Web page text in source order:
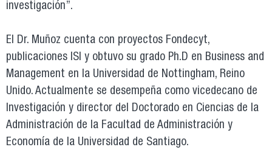
investigación”.
El Dr. Muñoz cuenta con proyectos Fondecyt,
publicaciones ISI y obtuvo su grado Ph.D en Business and
Management en la Universidad de Nottingham, Reino
Unido. Actualmente se desempeña como vicedecano de
Investigación y director del Doctorado en Ciencias de la
Administración de la Facultad de Administración y
Economía de la Universidad de Santiago.